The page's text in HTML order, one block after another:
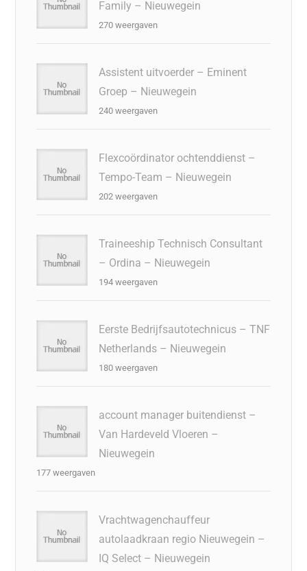
Family – Nieuwegein
270 weergaven
Assistent uitvoerder – Eminent
Groep – Nieuwegein
240 weergaven
Flexcoördinator ochtenddienst –
Tempo-Team – Nieuwegein
202 weergaven
Traineeship Technisch Consultant
– Ordina – Nieuwegein
194 weergaven
Eerste Bedrijfsautotechnicus – TNF
Netherlands – Nieuwegein
180 weergaven
account manager buitendienst –
Van Hardeveld Vloeren –
Nieuwegein
177 weergaven
Vrachtwagenchauffeur
autolaadkraan regio Nieuwegein –
IQ Select – Nieuwegein